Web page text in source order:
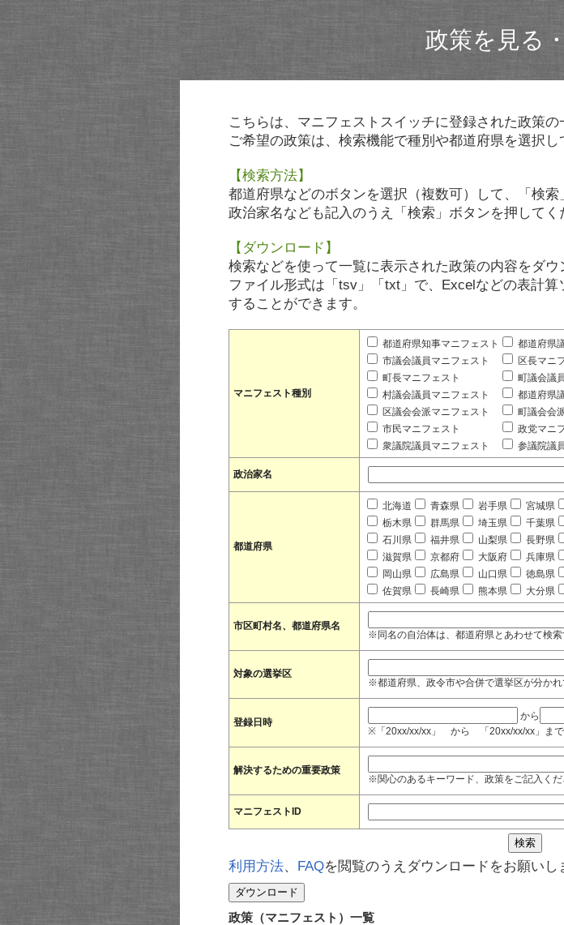
政策を見る
こちらは、マニフェストスイッチに登録された政策の
ご希望の政策は、検索機能で種別や都道府県を選択し
【検索方法】
都道府県などのボタンを選択（複数可）して、「検索
政治家名なども記入のうえ「検索」ボタンを押してく
【ダウンロード】
検索などを使って一覧に表示された政策の内容をダウ
ファイル形式は「tsv」「txt」で、Excelなどの表計
することができます。
マニフェスト種別
都道府県知事マニフェスト 都道府県
市議会議員マニフェスト
区長マニ
町長マニフェスト
町議会議
村議会議員マニフェスト
都道府県
区議会会派マニフェスト
町議会会
市民マニフェスト
政党マニ
衆議院議員マニフェスト
参議院議
政治家名
都道府県
北海道 青森県 岩手県 宮城県
栃木県
群馬県 埼玉県 千葉県
石川県
福井県 山梨県 長野県
滋賀県
京都府 大阪府 兵庫県
岡山県
広島県 山口県 徳島県
佐賀県
長崎県 熊本県 大分県
市区町村名、都道府県名
※同名の自治体は、都道府県とあわせて検索
対象の選挙区
※都道府県、政令市や合併で選挙区が分かれ
登録日時
から
※「20xx/xx/xx」 から 「20xx/xx/xx」まで
解決するための重要政策
※関心のあるキーワード、政策をご記入くだ
マニフェストID
利用方法、 FAQを閲覧のうえダウンロードをお願いし
政策（マニフェスト）一覧